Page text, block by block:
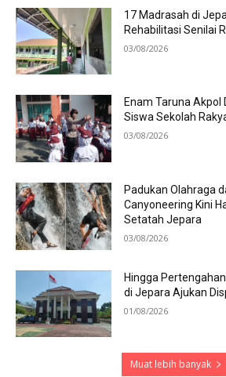
17 Madrasah di
Rehabilitasi Senilai
03/08/2026
Enam Taruna Akpol
Siswa Sekolah
03/08/2026
Padukan Olahraga
Canyoneering Kini
Setatah Jepara
03/08/2026
Hingga
di Jepara Ajukan
01/08/2026
Muat lebih banyak